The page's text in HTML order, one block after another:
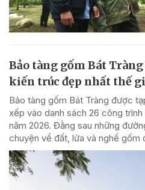
Bảo tàng gốm Bát
kiến trúc đẹp nhất thế
Bảo tàng gốm Bát Tràng được
xếp vào danh sách 26 công
năm 2026. Đằng sau những
chuyện về đất, lửa và nghề gốm